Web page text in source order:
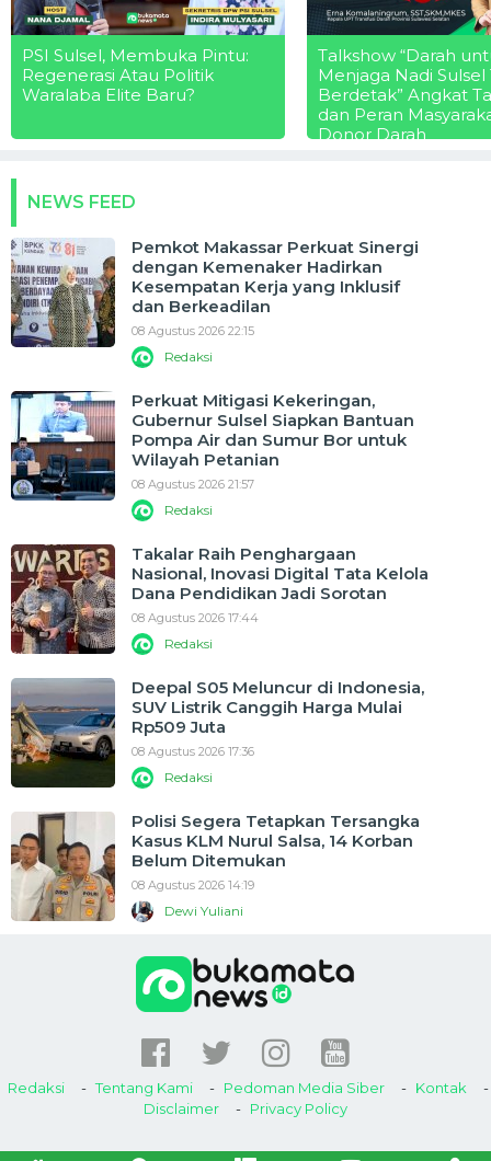
PSI Sulsel, Membuka Pintu:
Regenerasi Atau Politik
Waralaba Elite Baru?
Talkshow “Darah
Menjaga Nadi Sulsel
Berdetak” Angkat
dan Peran
Donor Darah
NEWS FEED
Pemkot Makassar Perkuat Sinergi
dengan Kemenaker Hadirkan
Kesempatan Kerja yang Inklusif
dan Berkeadilan
08 Agustus 2026 22:15
Redaksi
Perkuat Mitigasi Kekeringan,
Gubernur Sulsel Siapkan Bantuan
Pompa Air dan Sumur Bor untuk
Wilayah Petanian
08 Agustus 2026 21:57
Redaksi
Takalar Raih Penghargaan
Nasional, Inovasi Digital Tata Kelola
Dana Pendidikan Jadi Sorotan
08 Agustus 2026 17:44
Redaksi
Deepal S05 Meluncur di Indonesia,
SUV Listrik Canggih Harga Mulai
Rp509 Juta
08 Agustus 2026 17:36
Redaksi
Polisi Segera Tetapkan Tersangka
Kasus KLM Nurul Salsa, 14 Korban
Belum Ditemukan
08 Agustus 2026 14:19
Dewi Yuliani
Redaksi Tentang Kami Pedoman Media Siber
Kontak
Disclaimer
Privacy Policy